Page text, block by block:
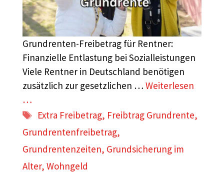
Grundrenten-Freibetrag für Rentner:
Finanzielle Entlastung bei Sozialleistungen
Viele Rentner in Deutschland benötigen
zusätzlich zur gesetzlichen … Weiterlesen
…
Schlagwörter
Extra Freibetrag, Freibtrag Grundrente,
Grundrentenfreibetrag,
Grundrentenzeiten, Grundsicherung im
Alter, Wohngeld